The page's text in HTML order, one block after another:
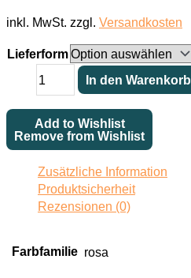
inkl. MwSt. zzgl. Versandkosten
Lieferform
Noblesse
Menge
In den Warenkorb
Add to Wishlist
Remove from Wishlist
Zusätzliche Information
Produktsicherheit
Rezensionen (0)
Farbfamilie rosa